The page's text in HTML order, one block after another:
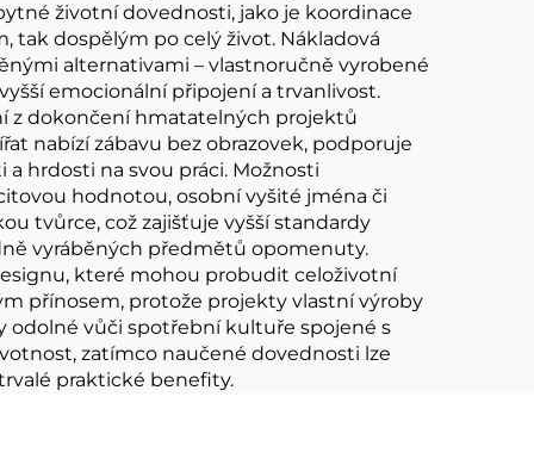
životní dovednosti, jako je koordinace
tak dospělým po celý život. Nákladová
alternativami – vlastnoručně vyrobené
emocionální připojení a trvanlivost.
z dokončení hmatatelných projektů
nabízí zábavu bez obrazovek, podporuje
hrdosti na svou práci. Možnosti
hodnotou, osobní vyšité jména či
tvůrce, což zajišťuje vyšší standardy
vyráběných předmětů opomenuty.
které mohou probudit celoživotní
přínosem, protože projekty vlastní výroby
odolné vůči spotřební kultuře spojené s
zatímco naučené dovednosti lze
praktické benefity.